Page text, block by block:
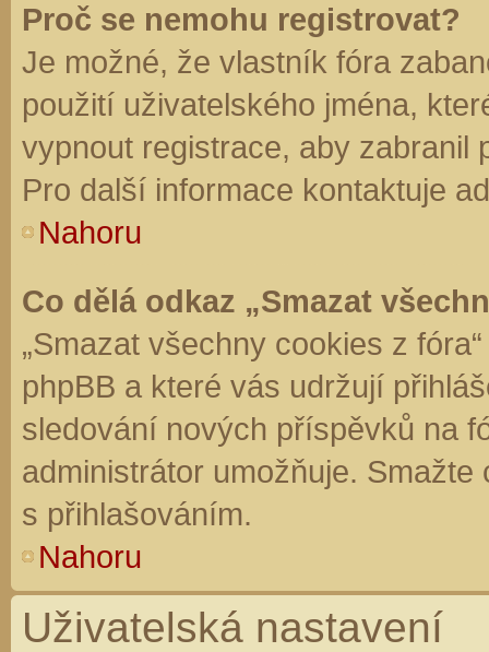
Proč se nemohu registrovat?
Je možné, že vlastník fóra
použití uživatelského jména,
vypnout registrace, aby zabranil
Pro další informace kontaktuje
Nahoru
Co dělá odkaz „Smazat
„Smazat všechny cookies z
phpBB a které vás udržují
sledování nových příspěvků na
administrátor umožňuje.
s přihlašováním.
Nahoru
Uživatelská nastavení